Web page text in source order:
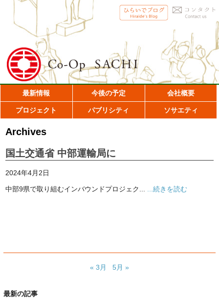
最新情報 今後の予定 会社概要
プロジェクト パブリシティ ソサエティ
Archives
国土交通省 中部運輸局に
2024年4月2日
中部9県で取り組むインバウンドプロジェク... ...続きを読む
« 3月 5月 »
最新の記事